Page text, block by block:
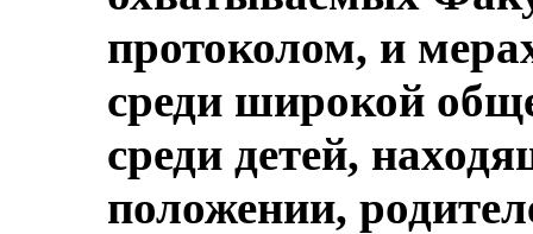
протоколом, и
среди широкой
среди детей,
положении,